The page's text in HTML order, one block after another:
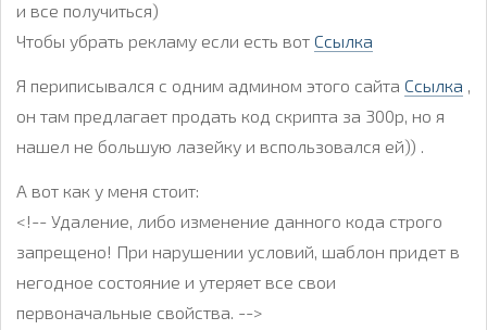
и все получиться)
Чтобы убрать рекламу если есть вот Ссылка
Я периписывался с одним админом этого сайта Ссылка ,
он там предлагает продать код скрипта за 300р, но я
нашел не большую лазейку и вспользовался ей)) .
А вот как у меня стоит:
<!-- Удаление, либо изменение данного кода строго
запрещено! При нарушении условий, шаблон придет в
негодное состояние и утеряет все свои
первоначальные свойства. -->